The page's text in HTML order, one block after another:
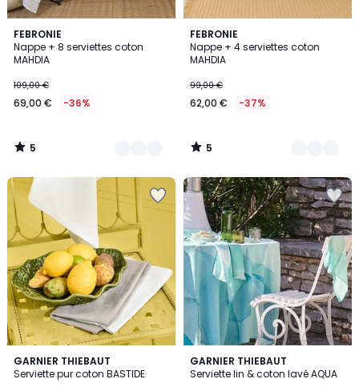
FEBRONIE
Nappe + 8 serviettes coton
MAHDIA
109,00 €
69,00 € -36%
5
/
5
8
Couleurs
5
/
FEBRONIE
Nappe + 4 serviettes coton
MAHDIA
99,00 €
62,00 € -37%
5
/
5
9
Couleurs
5
/
GARNIER THIEBAUT
Serviette pur coton BASTIDE
16
Couleurs
GARNIER THIEBAUT
Serviette lin & coton lavé AQUA